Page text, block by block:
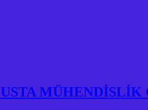
MÜHENDİSLİK